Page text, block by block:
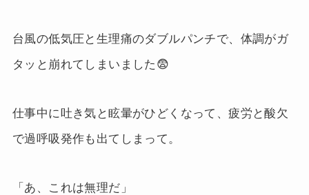
台風の低気圧と生理痛のダブルパンチで、体調がガ
タッと崩れてしまいました😨
仕事中に吐き気と眩暈がひどくなって、疲労と酸欠
で過呼吸発作も出てしまって。
「あ、これは無理だ」